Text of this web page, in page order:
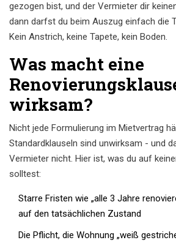
gezogen bist, und der Vermieter dir
dann darfst du beim Auszug einfach die
Kein Anstrich, keine Tapete, kein Boden.
Was macht eine
wirksam?
Nicht jede Formulierung im Mietvertrag
Standardklauseln sind unwirksam - und
Vermieter nicht. Hier ist, was du auf
solltest:
Starre Fristen wie „alle 3 Jahre
auf den tatsächlichen Zustand
Die Pflicht, die Wohnung „weiß